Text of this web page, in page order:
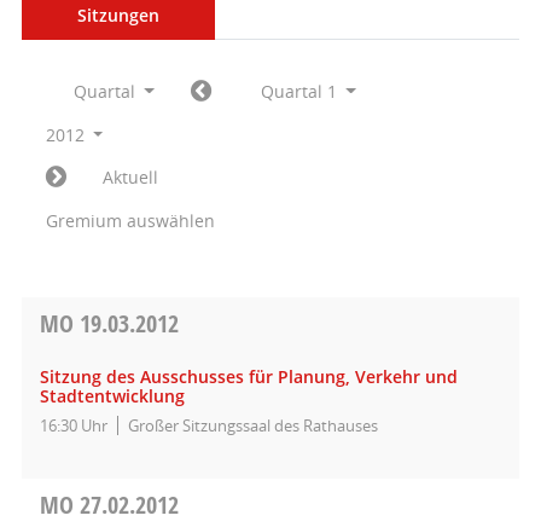
Sitzungen
Quartal
Quartal 1
2012
Aktuell
Gremium auswählen
MO 19.03.2012
Sitzung des Ausschusses für Planung, Verkehr und
Stadtentwicklung
16:30 Uhr Großer Sitzungssaal des Rathauses
MO 27.02.2012